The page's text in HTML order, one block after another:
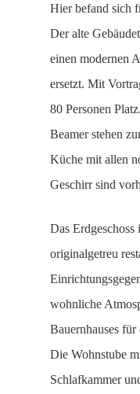
Hier befand sich
Der alte
einen modernen
ersetzt. Mit
80 Personen
Beamer stehen
Küche mit allen
Geschirr sind
Das Erdgeschoss
originalgetreu
wohnliche
Bauernhauses
Die Wohnstube
Schlafkammer